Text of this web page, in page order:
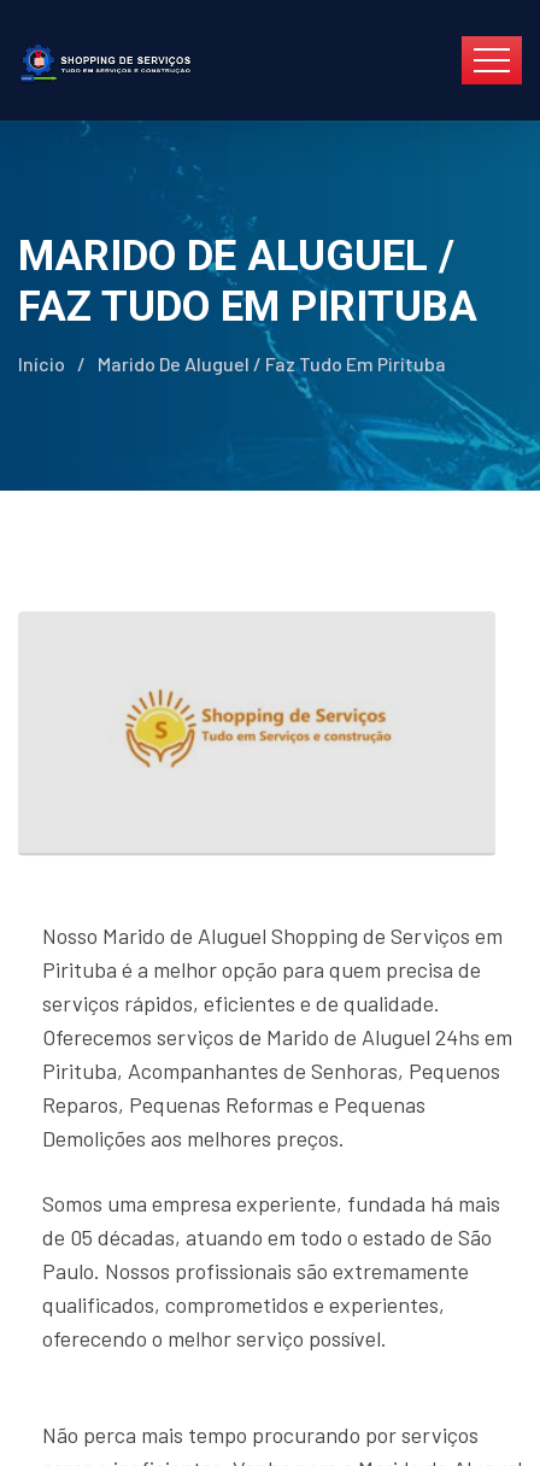
MARIDO DE ALUGUEL /
FAZ TUDO EM PIRITUBA
Início / Marido De Aluguel / Faz Tudo Em Pirituba
Nosso Marido de Aluguel Shopping de Serviços em
Pirituba é a melhor opção para quem precisa de
serviços rápidos, eficientes e de qualidade.
Oferecemos serviços de Marido de Aluguel 24hs em
Pirituba, Acompanhantes de Senhoras, Pequenos
Reparos, Pequenas Reformas e Pequenas
Demolições aos melhores preços.
Somos uma empresa experiente, fundada há mais
de 05 décadas, atuando em todo o estado de São
Paulo. Nossos profissionais são extremamente
qualificados, comprometidos e experientes,
oferecendo o melhor serviço possível.
Não perca mais tempo procurando por serviços